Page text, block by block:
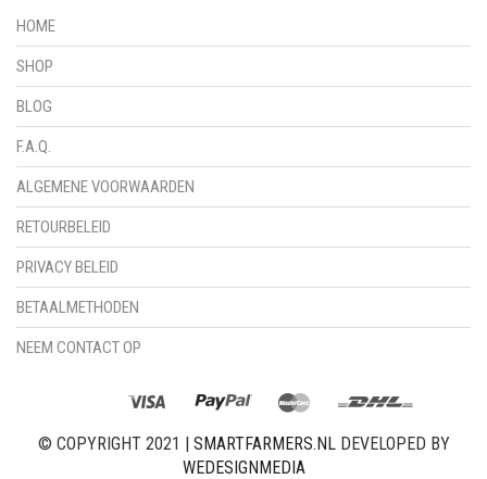
HOME
SHOP
BLOG
F.A.Q.
ALGEMENE VOORWAARDEN
RETOURBELEID
PRIVACY BELEID
BETAALMETHODEN
NEEM CONTACT OP
© COPYRIGHT 2021 | SMARTFARMERS.NLDEVELOPED BY
WEDESIGNMEDIA